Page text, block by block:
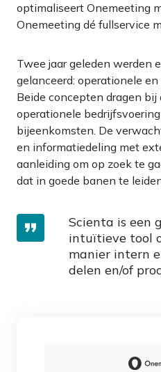
optimaliseert Onemeeting
Onemeeting dé fullservice
Twee jaar geleden werden
gelanceerd: operationele
Beide concepten dragen
operationele
bijeenkomsten. De
en informatiedeling met
aanleiding om op zoek te
dat in goede banen te
Scienta is een
intuïtieve tool
manier intern
delen en/of